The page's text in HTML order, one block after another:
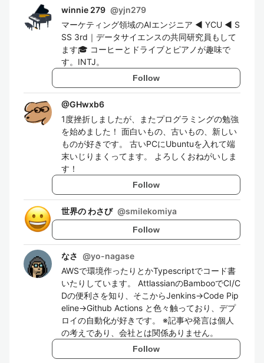
winnie 279 @yjn279
マーケティング領域のAIエンジニア ◀︎ YCU ◀︎ S
SS 3rd｜データサイエンスの共同研究員もして
ます🎓 コーヒーとドライブとピアノが趣味で
す。INTJ。
Follow
@GHwxb6
1度挫折しましたが、またプログラミングの勉強
を始めました！ 面白いもの、古いもの、新しい
ものが好きです。 古いPCにUbuntuを入れて端
末いじりまくってます。 よろしくおねがいしま
す！
Follow
世界の わさび @smilekomiya
Follow
なさ @yo-nagase
AWSで環境作ったりとかTypescriptでコード書
いたりしています。 AttlassianのBambooでCI/C
Dの便利さを知り、そこからJenkins→Code Pip
eline→Github Actions と色々触っており、デプ
ロイの自動化が好きです。 ※記事や発言は個人
の考えであり、会社とは関係ありません。
Follow